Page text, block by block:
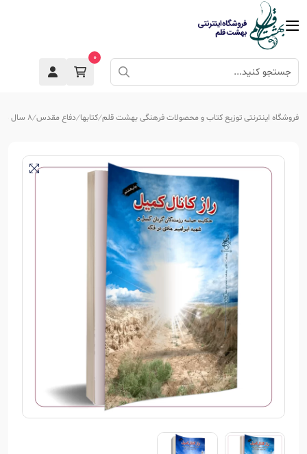
0
فروشگاه اینترنتی توزیع کتاب و محصولات فرهنگی بهشت قلم کتابها دفاع مقدس 8 سال جنگ تحمیلی